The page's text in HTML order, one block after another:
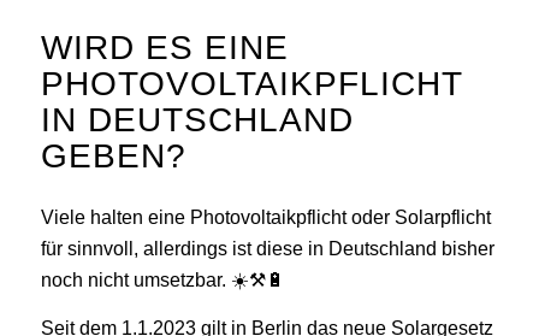
WIRD ES EINE
PHOTOVOLTAIKPFLICHT
IN DEUTSCHLAND
GEBEN?
Viele halten eine Photovoltaikpflicht oder Solarpflicht
für sinnvoll, allerdings ist diese in Deutschland bisher
noch nicht umsetzbar. ☀️⚒️🔋
Seit dem 1.1.2023 gilt in Berlin das neue Solargesetz